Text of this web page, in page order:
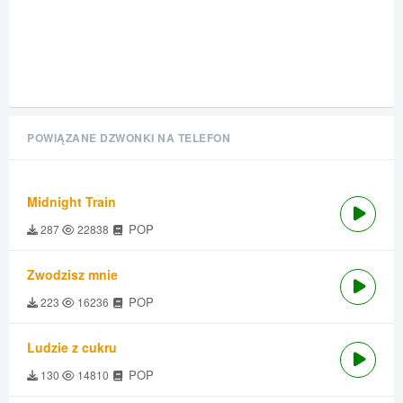
POWIĄZANE DZWONKI NA TELEFON
Midnight Train
287 22838 POP
Zwodzisz mnie
223 16236 POP
Ludzie z cukru
130 14810 POP